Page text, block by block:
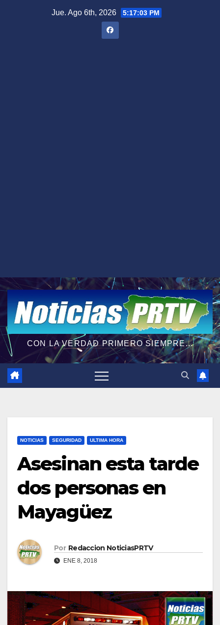
Jue. Ago 6th, 2026 5:17:04 PM
CON LA VERDAD PRIMERO SIEMPRE...
NOTICIAS SEGURIDAD ULTIMA HORA
Asesinan esta tarde
dos personas en
Mayagüez
Por Redaccion NoticiasPRTV
ENE 8, 2018